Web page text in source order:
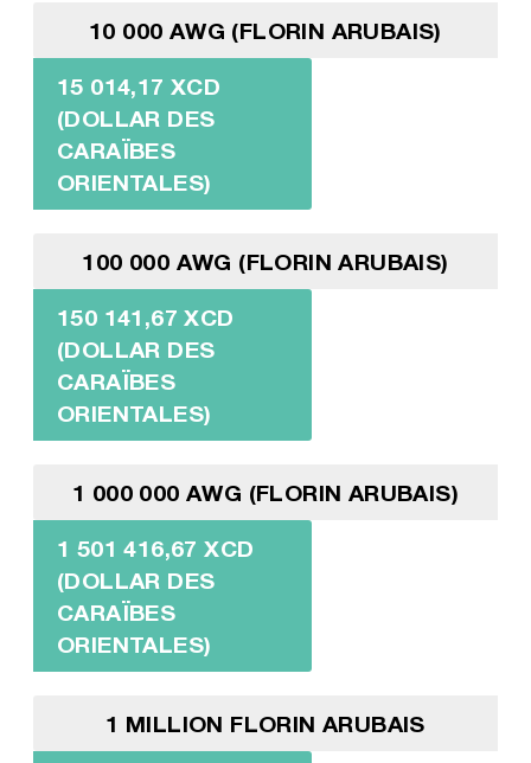
10 000 AWG (FLORIN ARUBAIS)
15 014,17 XCD
(DOLLAR DES
CARAÏBES
ORIENTALES)
100 000 AWG (FLORIN ARUBAIS)
150 141,67 XCD
(DOLLAR DES
CARAÏBES
ORIENTALES)
1 000 000 AWG (FLORIN ARUBAIS)
1 501 416,67 XCD
(DOLLAR DES
CARAÏBES
ORIENTALES)
1 MILLION FLORIN ARUBAIS